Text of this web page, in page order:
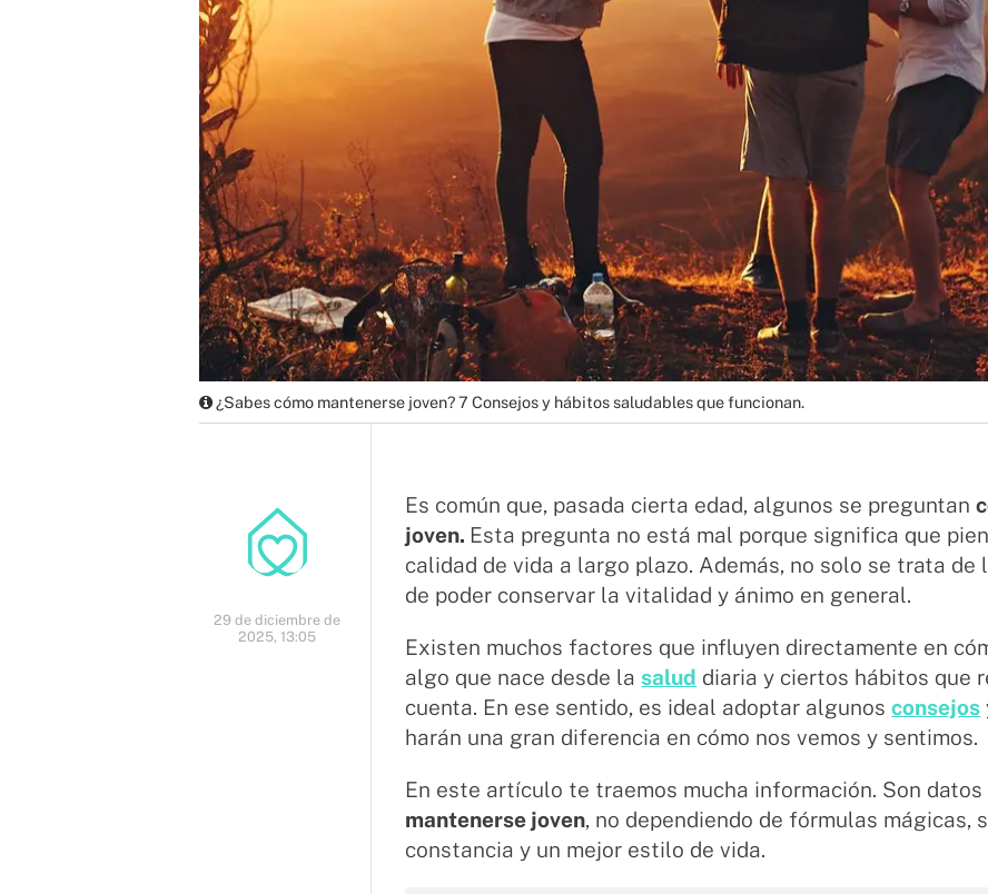
¿Sabes cómo mantenerse joven? 7 Consejos y hábitos saludables que funcionan.
29 de diciembre de
2025, 13:05
Es común que, pasada cierta edad, algunos se preguntan
joven. Esta pregunta no está mal porque significa que
calidad de vida a largo plazo. Además, no solo se trata de
de poder conservar la vitalidad y ánimo en general.
Existen muchos factores que influyen directamente en
algo que nace desde lasalud diaria y ciertos hábitos que
cuenta. En ese sentido, es ideal adoptar algunosconsejos
harán una gran diferencia en cómo nos vemos y sentimos.
En este artículo te traemos mucha información. Son datos
mantenerse joven, no dependiendo de fórmulas mágicas,
constancia y un mejor estilo de vida.